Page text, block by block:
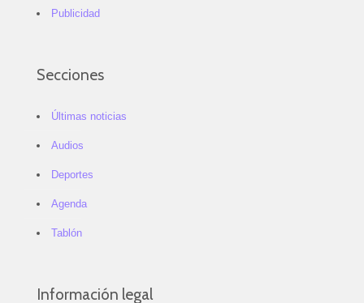
Publicidad
Secciones
Últimas noticias
Audios
Deportes
Agenda
Tablón
Información legal